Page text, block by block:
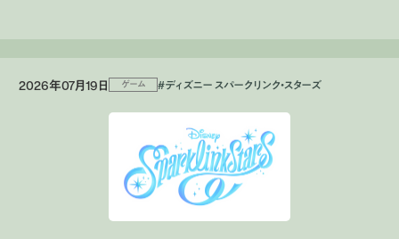
2026年07月19日 ゲーム #ディズニー スパークリンク・スターズ